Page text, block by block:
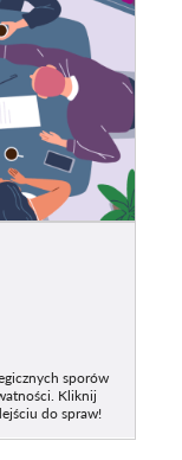
sporów
Kliknij
do spraw!